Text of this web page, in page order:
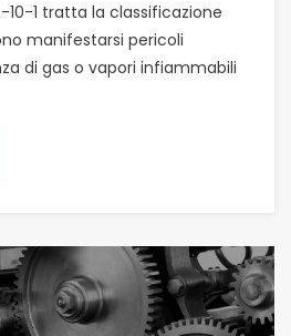
10-1 tratta la classificazione
manifestarsi pericoli
di gas o vapori infiammabili